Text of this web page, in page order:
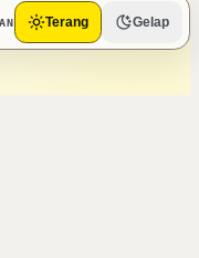
Terang Gelap